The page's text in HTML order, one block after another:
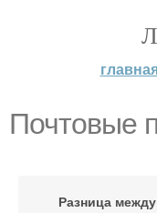
Почтовые
Разница между